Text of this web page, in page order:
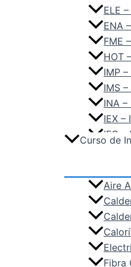
ELE
ENA
FME
HOT
IMP
IMS
INA
IEX –
IFC –
MAP
QUI
SAN
SEA
SSC
TCP
Curso de
Aire
Fibra